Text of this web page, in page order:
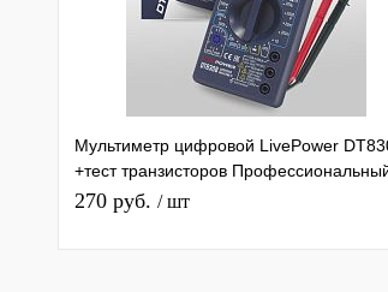
Мультиметр цифровой LivePower
+тест транзисторов
мультиизмерительный Тестер
270 руб. / шт